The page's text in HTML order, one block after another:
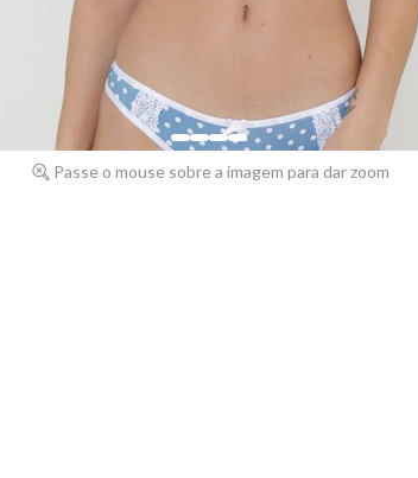
Passe o mouse sobre a imagem para dar zoom